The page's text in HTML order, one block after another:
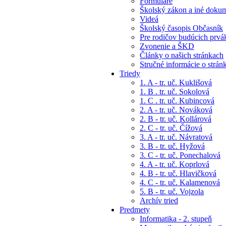
Školský zákon a iné
Videá
Školský časopis Občasník
Pre rodičov budúcich
Zvonenie a ŠKD
Články o našich stránkach
Stručné informácie o
Triedy
1. A - tr. uč. Kuklišová
1. B . tr. uč. Sokolová
1. C . tr. uč. Kubincová
2. A - tr. uč. Nováková
2. B - tr. uč. Kollárová
2. C - tr. uč. Čížová
3. A - tr. uč. Návratová
3. B - tr. uč. Hyžová
3. C - tr. uč. Ponechalová
4. A - tr. uč. Koprlová
4. B - tr. uč. Hlavičková
4. C - tr. uč. Kalamenová
5. B - tr. uč. Vojzola
Archív tried
Predmety
Informatika - 2. stupeň